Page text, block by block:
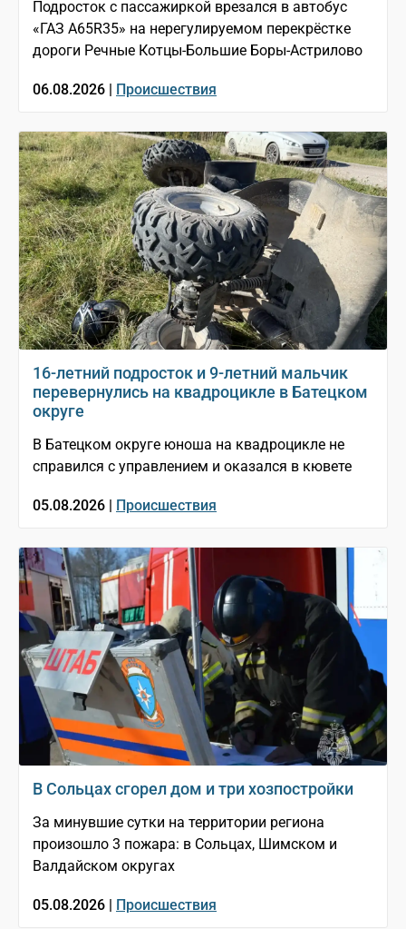
Подросток с пассажиркой врезался в автобус
«ГАЗ A65R35» на нерегулируемом перекрёстке
дороги Речные Котцы-Большие Боры-Астрилово
06.08.2026 | Происшествия
16-летний подросток и 9-летний мальчик
перевернулись на квадроцикле в Батецком
округе
В Батецком округе юноша на квадроцикле не
справился с управлением и оказался в кювете
05.08.2026 | Происшествия
В Сольцах сгорел дом и три хозпостройки
За минувшие сутки на территории региона
произошло 3 пожара: в Сольцах, Шимском и
Валдайском округах
05.08.2026 | Происшествия